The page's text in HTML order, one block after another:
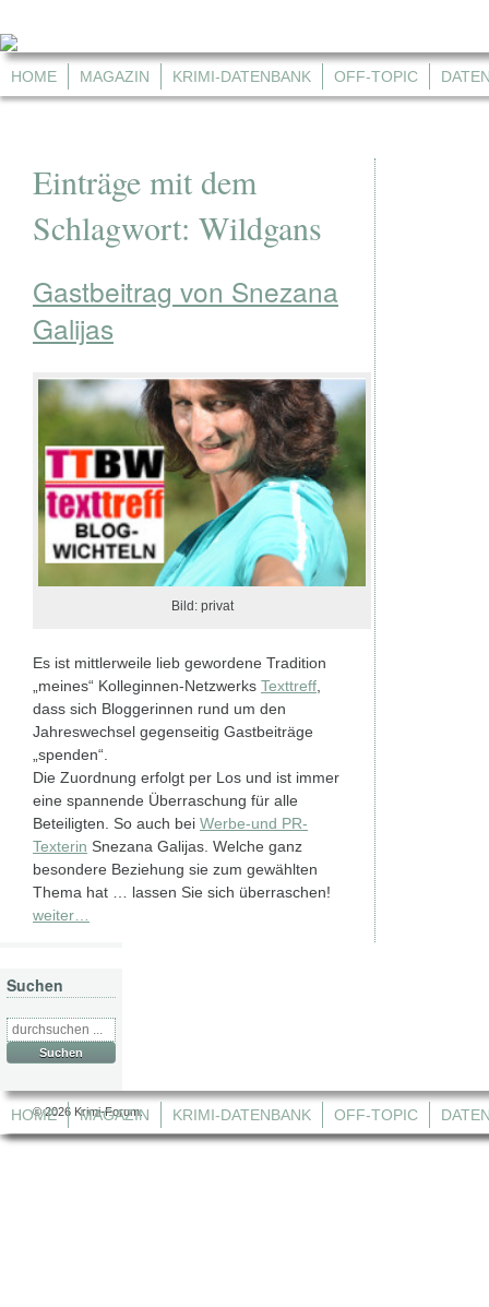
HOME MAGAZIN KRIMI-DATENBANK OFF-TOPIC
Einträge mit dem
Schlagwort: Wildgans
Gastbeitrag von Snezana
Galijas
Bild: privat
Es ist mittlerweile lieb gewordene Tradition
„meines“ Kolleginnen-Netzwerks Texttreff
dass sich Bloggerinnen rund um den
Jahreswechsel gegenseitig Gastbeiträge
„spenden“.
Die Zuordnung erfolgt per Los und ist immer
eine spannende Überraschung für alle
Beteiligten. So auch bei Werbe-und PR-
Texterin Snezana Galijas. Welche ganz
besondere Beziehung sie zum gewählten
Thema hat … lassen Sie sich überraschen!
weiter…
Suchen
Suche
nach:
HOME MAGAZIN KRIMI-DATENBANK OFF-TOPIC
© 2026 Krimi-Forum.